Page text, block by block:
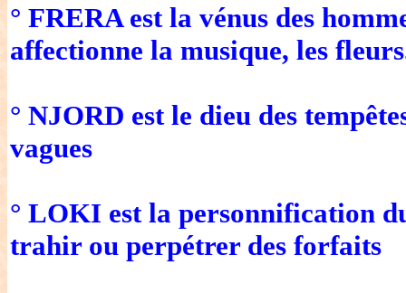
° FRERA est la vénus des
affectionne la musique, les
° NJORD est le dieu des
vagues
° LOKI est la personnification
trahir ou perpétrer des forfaits